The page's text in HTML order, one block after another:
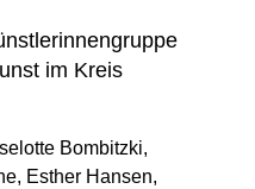
im Kreis
Bombitzki,
Esther Hansen,